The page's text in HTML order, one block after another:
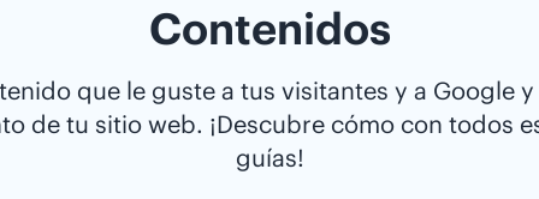
Contenidos
que le guste a tus visitantes y a Google
de tu sitio web. ¡Descubre cómo con todos
guías!